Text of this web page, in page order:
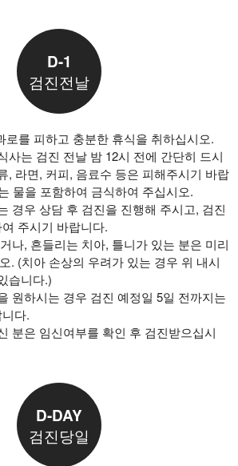
D-1
검진전날
로를 피하고 충분한 휴식을 취하십시오.
사는 검진 전날 밤 12시 전에 간단히 드시
, 라면, 커피, 음료수 등은 피해주시기 바랍
물을 포함하여 금식하여 주십시오.
경우 상담 후 검진을 진행해 주시고, 검진
주시기 바랍니다.
나, 흔들리는 치아, 틀니가 있는 분은 미리
. (치아 손상의 우려가 있는 경우 위 내시
습니다.)
원하시는 경우 검진 예정일 5일 전까지는
다.
분은 임신여부를 확인 후 검진받으십시
D-DAY
검진당일